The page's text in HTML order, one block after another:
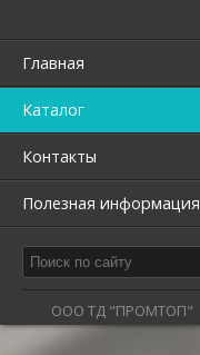
Главная
Каталог
Контакты
Полезная информация
ООО ТД "ПРОМТОП"